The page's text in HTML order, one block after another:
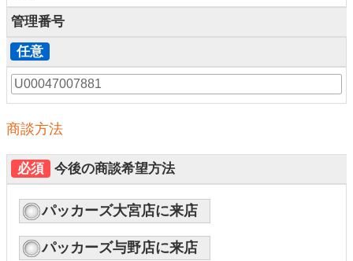
管理番号
任意
商談方法
今後の商談希望方法
必須
パッカーズ大宮店に来店
パッカーズ与野店に来店